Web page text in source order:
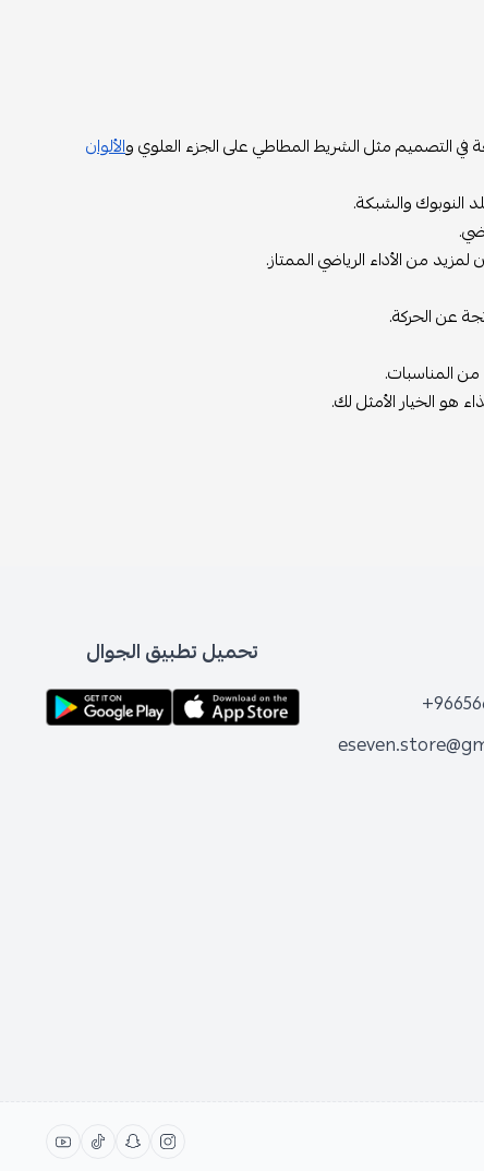
في التصميم مثل الشريط المطاطي على الجزء العلوي والألوان
من الأداء الرياضي الممتاز.
عن الحركة.
هو الخيار الأمثل لك.
تحميل تطبيق الجوال